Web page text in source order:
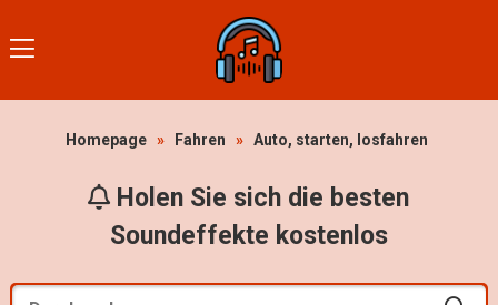
Homepage » Fahren » Auto, starten, losfahren
Holen Sie sich die besten
Soundeffekte kostenlos